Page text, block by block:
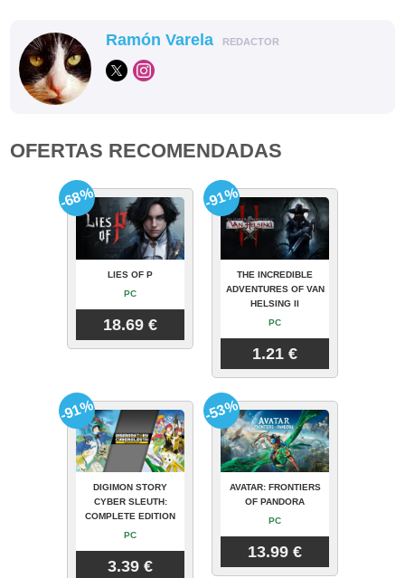
Ramón Varela REDACTOR
OFERTAS RECOMENDADAS
LIES OF P
PC
18.69 €
-68%
THE INCREDIBLE
ADVENTURES OF VAN
HELSING II
PC
1.21 €
-91%
DIGIMON STORY
CYBER SLEUTH:
COMPLETE EDITION
PC
3.39 €
-91%
AVATAR: FRONTIERS
OF PANDORA
PC
13.99 €
-53%